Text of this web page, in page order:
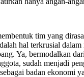
tim yang
hal terkrusial
Ya, bermodalkan
sudah menjadi
badan ekonomi